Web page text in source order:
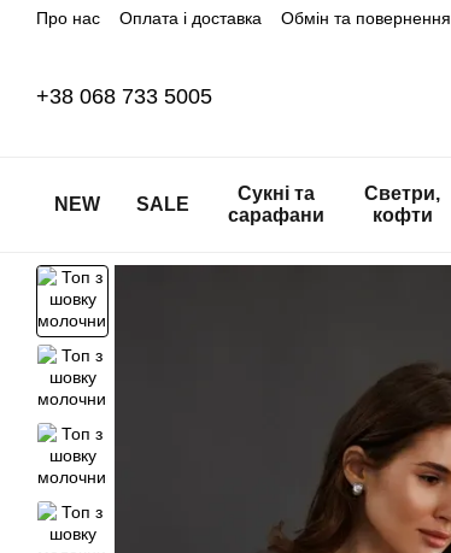
Перейти до основного контенту
Про нас Оплата і доставка Обмін та повернення
+38 068 733 5005
NEW SALE
Сукні та
сарафани
Светри,
кофти